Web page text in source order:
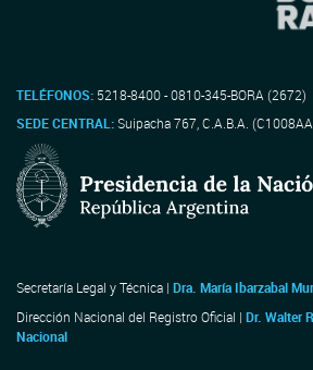
TELÉFONOS: 5218-8400 - 0810-345-BORA (2672)
SEDE CENTRAL:Suipacha 767, C.A.B.A.
Secretaría Legal y Técnica | Dra. María Ibarzabal
Dirección Nacional del Registro Oficial | Dr. Walter
Nacional